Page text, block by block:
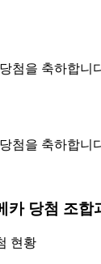
첨을 축하합니
첨을 축하합니
카 당첨 조합
현황